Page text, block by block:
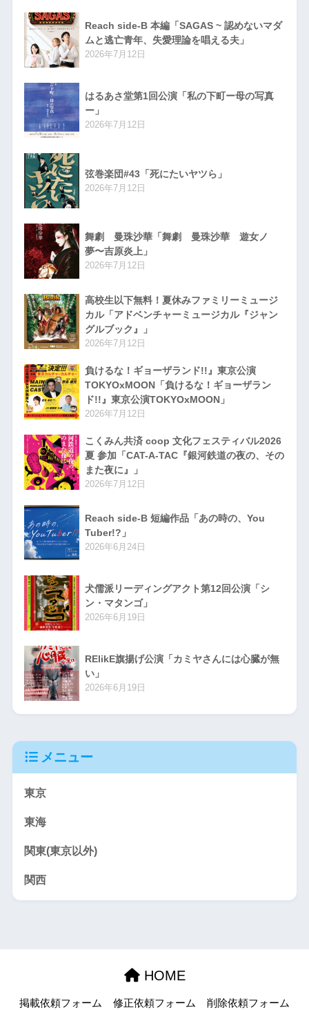
Reach side-B 本編「SAGAS ~ 認めないマダ
ムと逃亡青年、失愛理論を唱える夫」
2026年7月12日
はるあさ堂第1回公演「私の下町ー母の写真
ー」
2026年7月12日
弦巻楽団#43「死にたいヤツら」
2026年7月12日
舞劇 曼珠沙華「舞劇 曼珠沙華 遊女ノ
夢〜吉原炎上」
2026年7月12日
高校生以下無料！夏休みファミリーミュージ
カル「アドベンチャーミュージカル『ジャン
グルブック』」
2026年7月12日
負けるな！ギョーザランド!!』東京公演
TOKYOxMOON「負けるな！ギョーザラン
ド!!』東京公演TOKYOxMOON」
2026年7月12日
こくみん共済 coop 文化フェスティバル2026
夏 参加「CAT-A-TAC『銀河鉄道の夜の、その
また夜に』」
2026年7月12日
Reach side-B 短編作品「あの時の、You
Tuber!?」
2026年6月24日
犬儒派リーディングアクト第12回公演「シ
ン・マタンゴ」
2026年6月19日
RElikE旗揚げ公演「カミヤさんには心臓が無
い」
2026年6月19日
メニュー
東京
東海
関東(東京以外)
関西
HOME
掲載依頼フォーム 修正依頼フォーム 削除依頼フォーム